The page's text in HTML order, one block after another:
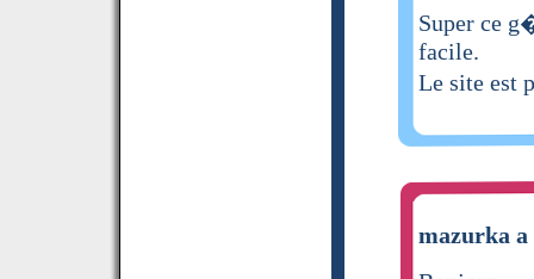
Super ce
facile.
Le site est
mazurka